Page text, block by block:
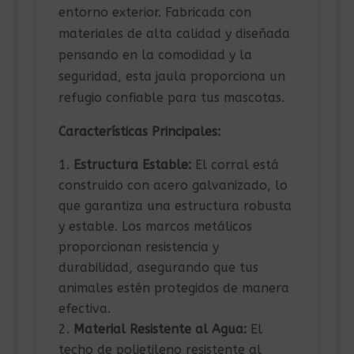
entorno exterior. Fabricada con
materiales de alta calidad y diseñada
pensando en la comodidad y la
seguridad, esta jaula proporciona un
refugio confiable para tus mascotas.
Características Principales:
Estructura Estable:El corral está
construido con acero galvanizado, lo
que garantiza una estructura robusta
y estable. Los marcos metálicos
proporcionan resistencia y
durabilidad, asegurando que tus
animales estén protegidos de manera
efectiva.
Material Resistente al Agua:El
techo de polietileno resistente al